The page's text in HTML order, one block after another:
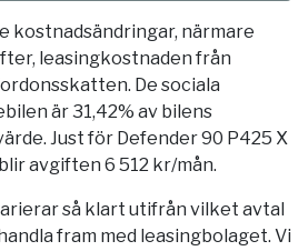
kostnadsändringar, närmare
leasingkostnaden från
De sociala
är 31,42% av bilens
Just för Defender 90 P425 X
avgiften 6 512 kr/mån.
så klart utifrån vilket avtal
fram med leasingbolaget. Vi